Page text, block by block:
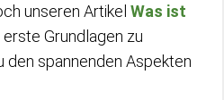
unseren Artikel Was ist
erste Grundlagen zu
den spannenden Aspekten